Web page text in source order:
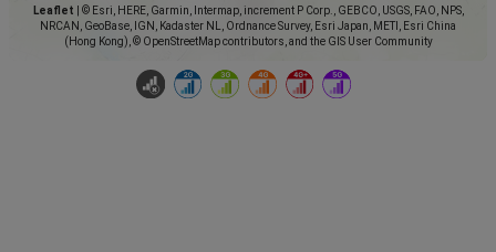
Leaflet
© Esri, HERE, Garmin, Intermap, increment P Corp., GEBCO, USGS, FAO, NPS,
NRCAN, GeoBase, IGN, Kadaster NL, Ordnance Survey, Esri Japan, METI, Esri China
(Hong Kong), © OpenStreetMap contributors, and the GIS User Community